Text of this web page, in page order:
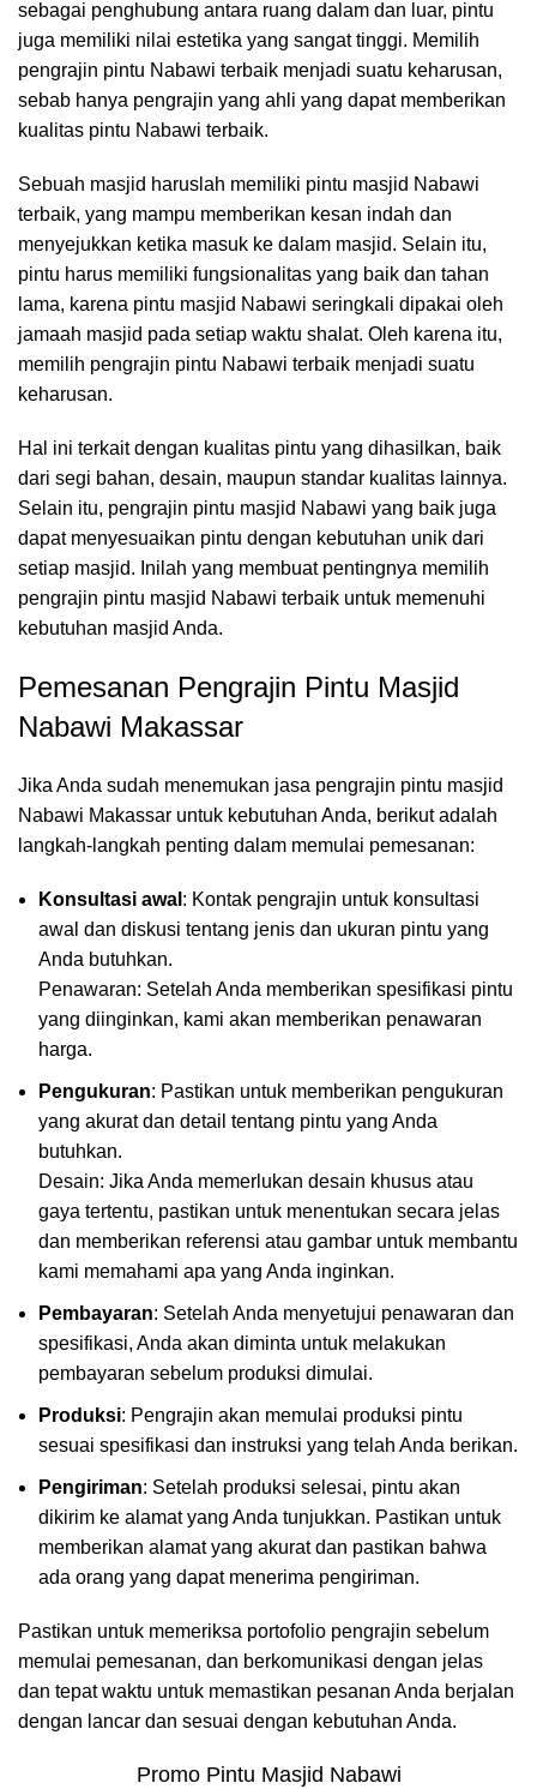
sebagai penghubung antara ruang dalam dan luar, pintu
juga memiliki nilai estetika yang sangat tinggi. Memilih
pengrajin pintu Nabawi terbaik menjadi suatu keharusan,
sebab hanya pengrajin yang ahli yang dapat memberikan
kualitas pintu Nabawi terbaik.
Sebuah masjid haruslah memiliki pintu masjid Nabawi
terbaik, yang mampu memberikan kesan indah dan
menyejukkan ketika masuk ke dalam masjid. Selain itu,
pintu harus memiliki fungsionalitas yang baik dan tahan
lama, karena pintu masjid Nabawi seringkali dipakai oleh
jamaah masjid pada setiap waktu shalat. Oleh karena itu,
memilih pengrajin pintu Nabawi terbaik menjadi suatu
keharusan.
Hal ini terkait dengan kualitas pintu yang dihasilkan, baik
dari segi bahan, desain, maupun standar kualitas lainnya.
Selain itu, pengrajin pintu masjid Nabawi yang baik juga
dapat menyesuaikan pintu dengan kebutuhan unik dari
setiap masjid. Inilah yang membuat pentingnya memilih
pengrajin pintu masjid Nabawi terbaik untuk memenuhi
kebutuhan masjid Anda.
Pemesanan Pengrajin Pintu Masjid
Nabawi Makassar
Jika Anda sudah menemukan jasa pengrajin pintu masjid
Nabawi Makassar untuk kebutuhan Anda, berikut adalah
langkah-langkah penting dalam memulai pemesanan:
Konsultasi awal : Kontak pengrajin untuk konsultasi
awal dan diskusi tentang jenis dan ukuran pintu yang
Anda butuhkan.
Penawaran: Setelah Anda memberikan spesifikasi pintu
yang diinginkan, kami akan memberikan penawaran
harga.
Pengukuran: Pastikan untuk memberikan pengukuran
yang akurat dan detail tentang pintu yang Anda
butuhkan.
Desain: Jika Anda memerlukan desain khusus atau
gaya tertentu, pastikan untuk menentukan secara jelas
dan memberikan referensi atau gambar untuk membantu
kami memahami apa yang Anda inginkan.
Pembayaran: Setelah Anda menyetujui penawaran dan
spesifikasi, Anda akan diminta untuk melakukan
pembayaran sebelum produksi dimulai.
Produksi: Pengrajin akan memulai produksi pintu
sesuai spesifikasi dan instruksi yang telah Anda berikan.
Pengiriman: Setelah produksi selesai, pintu akan
dikirim ke alamat yang Anda tunjukkan. Pastikan untuk
memberikan alamat yang akurat dan pastikan bahwa
ada orang yang dapat menerima pengiriman.
Pastikan untuk memeriksa portofolio pengrajin sebelum
memulai pemesanan, dan berkomunikasi dengan jelas
dan tepat waktu untuk memastikan pesanan Anda berjalan
dengan lancar dan sesuai dengan kebutuhan Anda.
Promo Pintu Masjid Nabawi